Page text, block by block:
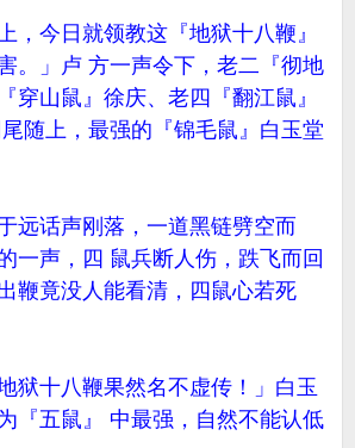
，今日就领教这『地狱十八鞭』
。」卢 方一声令下，老二『彻地
穿山鼠』徐庆、老四『翻江鼠』
随上，最强的『锦毛鼠』白玉堂
远话声刚落，一道黑链劈空而
一声，四 鼠兵断人伤，跌飞而回
鞭竟没人能看清，四鼠心若死
狱十八鞭果然名不虚传！」白玉
『五鼠』 中最强，自然不能认低